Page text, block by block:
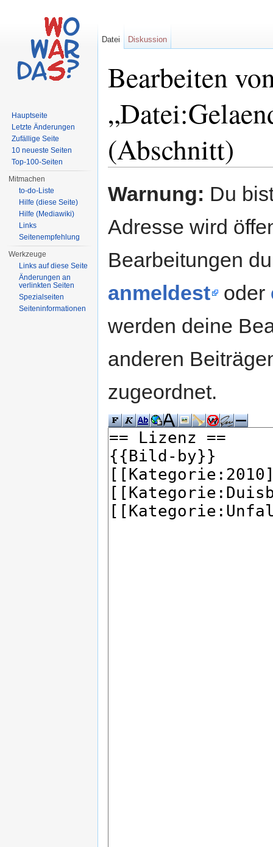
Bearbeiten
(Abschnitt)
Warnung: Du
Adresse wird
Bearbeitungen
anmeldest
oder
werden deine
anderen
zugeordnet.
Datei Diskussion
Hauptseite
Letzte Änderungen
Zufällige Seite
10 neueste Seiten
Top-100-Seiten
Mitmachen
to-do-Liste
Hilfe (diese Seite)
Hilfe (Mediawiki)
Links
Seitenempfehlung
Werkzeuge
Links auf diese Seite
Änderungen an
verlinkten Seiten
Spezialseiten
Seiteninformationen